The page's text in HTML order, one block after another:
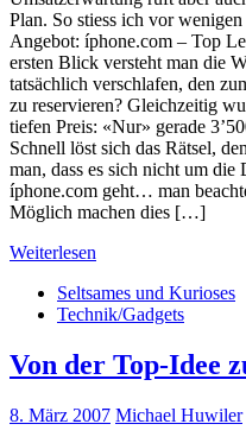
Plan. So stiess ich vor
Angebot: íphone.com – Top
ersten Blick versteht man die
tatsächlich verschlafen, den
zu reservieren? Gleichzeitig
tiefen Preis: «Nur» gerade
Schnell löst sich das Rätsel,
man, dass es sich nicht um
íphone.com geht… man
Möglich machen dies […]
Weiterlesen
Seltsames und Kurioses
Technik/Gadgets
Von der Top-Idee
8. März 2007 Michael Huwiler